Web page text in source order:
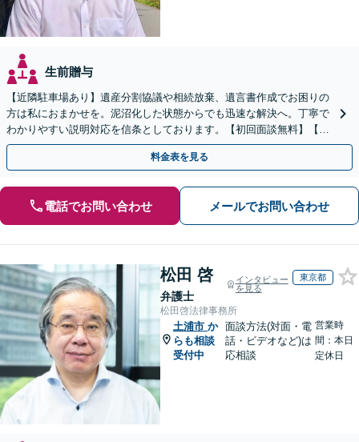
生前贈与
【近隣駐車場あり】遺産分割協議や相続放棄、遺言書作成でお困りの
方は私におまかせを。泥沼化した状態からでも迅速な解決へ。丁寧で
わかりやすい説明対応を信条としております。【初回面談無料】【法
テラス利用可】【休日・夜間対応可】
料金表を見る
電話でお問い合わせ メールでお問い合わせ
松田 啓
弁護士
インタビュー
を見る
東京都
松田啓法律事務所
土浦市 か
らも相談
受付中
面談方法(対面・電
話・ビデオなど)は
応相談
営業時
間：本日
定休日